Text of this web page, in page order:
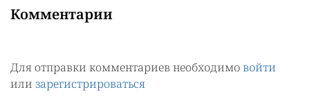
Комментарии
Для отправки комментариев необходимо войти
или зарегистрироваться